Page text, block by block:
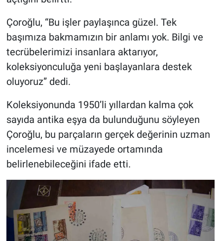
Çoroğlu, “Bu işler paylaşınca güzel. Tek
başımıza bakmamızın bir anlamı yok. Bilgi ve
tecrübelerimizi insanlara aktarıyor,
koleksiyonculuğa yeni başlayanlara destek
oluyoruz” dedi.
Koleksiyonunda 1950’li yıllardan kalma çok
sayıda antika eşya da bulunduğunu söyleyen
Çoroğlu, bu parçaların gerçek değerinin uzman
incelemesi ve müzayede ortamında
belirlenebileceğini ifade etti.